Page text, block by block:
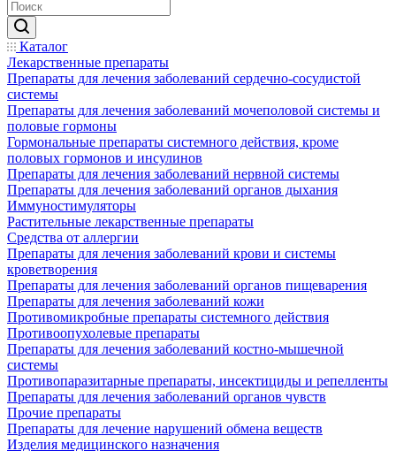
Каталог
Лекарственные препараты
Препараты для лечения заболеваний сердечно-сосудистой
системы
Препараты для лечения заболеваний мочеполовой системы и
половые гормоны
Гормональные препараты системного действия, кроме
половых гормонов и инсулинов
Препараты для лечения заболеваний нервной системы
Препараты для лечения заболеваний органов дыхания
Иммуностимуляторы
Растительные лекарственные препараты
Средства от аллергии
Препараты для лечения заболеваний крови и системы
кроветворения
Препараты для лечения заболеваний органов пищеварения
Препараты для лечения заболеваний кожи
Противомикробные препараты системного действия
Противоопухолевые препараты
Препараты для лечения заболеваний костно-мышечной
системы
Противопаразитарные препараты, инсектициды и репелленты
Препараты для лечения заболеваний органов чувств
Прочие препараты
Препараты для лечение нарушений обмена веществ
Изделия медицинского назначения